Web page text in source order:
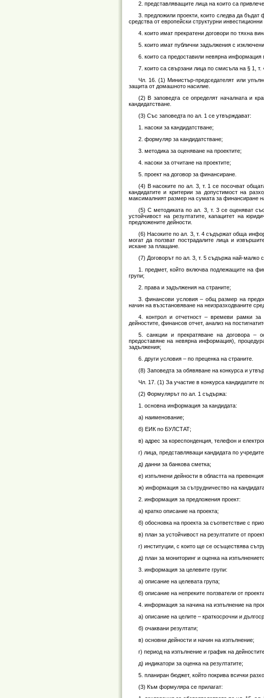
2. представляващите лица на които са
3. предложили проекти, които следва да
средства от европейски структурни
4. които имат прекратени договори по тяхна
5. които имат публични задължения с
6. които са предоставили невярна информация
7. които са свързани лица по смисъла на § 1,
Чл. 16. (1) Министър-председателят или
защита от домашното насилие.
(2) В заповедта се определят началната и
кандидатстване.
(3) Със заповедта по ал. 1 се утвърждават:
1. насоки за кандидатстване;
2. формуляр за кандидатстване;
3. методика за оценяване на проектите;
4. насоки за отчитане на проектите;
5. проект на договор за финансиране.
(4) В насоките по ал. 3, т. 1 се посочват
кандидатите и критерии за допустимост на
максималният размер на сумата за финансиране
(5) С методиката по ал. 3, т. 3 се оценяват
устойчивост на резултатите, капацитет на
предложените дейности.
(6) Насоките по ал. 3, т. 4 съдържат обща
могат да ползват пострадалите лица и
искане за плащане.
(7) Договорът по ал. 3, т. 5 съдържа най-малко
1. предмет, който включва подлежащите на
групи;
2. права и задължения на страните;
3. финансови условия – общ размер на
начин на възстановяване на неизразходваните
4. контрол и отчетност – времеви рамки за
дейностите, финансов отчет, анализ на
5. санкции и прекратяване на договора –
предоставяне на невярна информация),
задължения;
6. други условия – по преценка на страните.
(8) Заповедта за обявяване на конкурса и
Чл. 17. (1) За участие в конкурса кандидатите
(2) Формулярът по ал. 1 съдържа:
1. основна информация за кандидата:
а) наименование;
б) ЕИК по БУЛСТАТ;
в) адрес за кореспонденция, телефон и
г) лица, представляващи кандидата по
д) данни за банкова сметка;
е) изпълнени дейности в областта на
ж) информация за сътрудничество на
2. информация за предложения проект:
а) кратко описание на проекта;
б) обосновка на проекта за съответствие с
в) план за устойчивост на резултатите от
г) институции, с които ще се осъществява
д) план за мониторинг и оценка на
3. информация за целевите групи:
а) описание на целевата група;
б) описание на непреките ползватели от
4. информация за начина на изпълнение на
а) описание на целите – краткосрочни и
б) очаквани резултати;
в) основни дейности и начин на изпълнение;
г) период на изпълнение и график на
д) индикатори за оценка на резултатите;
5. планиран бюджет, който покрива всички
(3) Към формуляра се прилагат: